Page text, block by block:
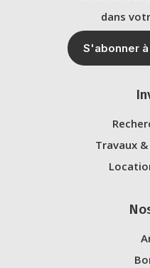
dans
S'abonner
Travaux